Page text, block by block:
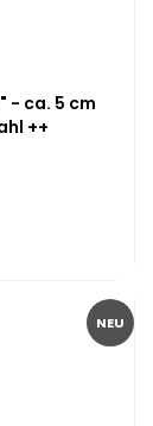
- ca. 5 cm
++
NEU